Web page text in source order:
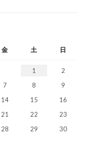
金 土 日
1
2
7 8
9
14 15
16
21 22
23
28 29
30